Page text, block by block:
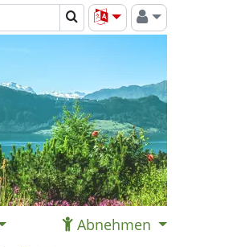
Abnehmen